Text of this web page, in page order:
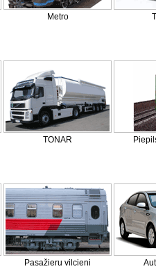
Metro
TONAR
Pasažieru vilcieni